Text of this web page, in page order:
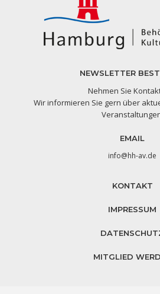
NEWSLETTER
Nehmen Sie
Wir informieren Sie gern über
EMAIL
info@hh-av.de
KONTAKT
IMPRESSUM
MITGLIED